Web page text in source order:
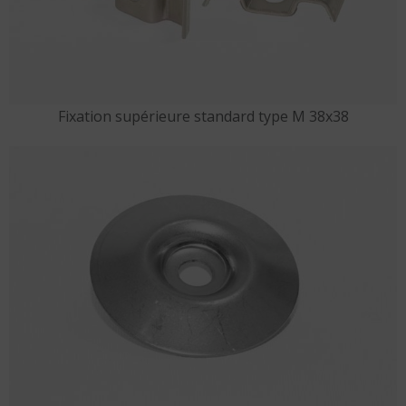
Fixation supérieure standard type M 38x38